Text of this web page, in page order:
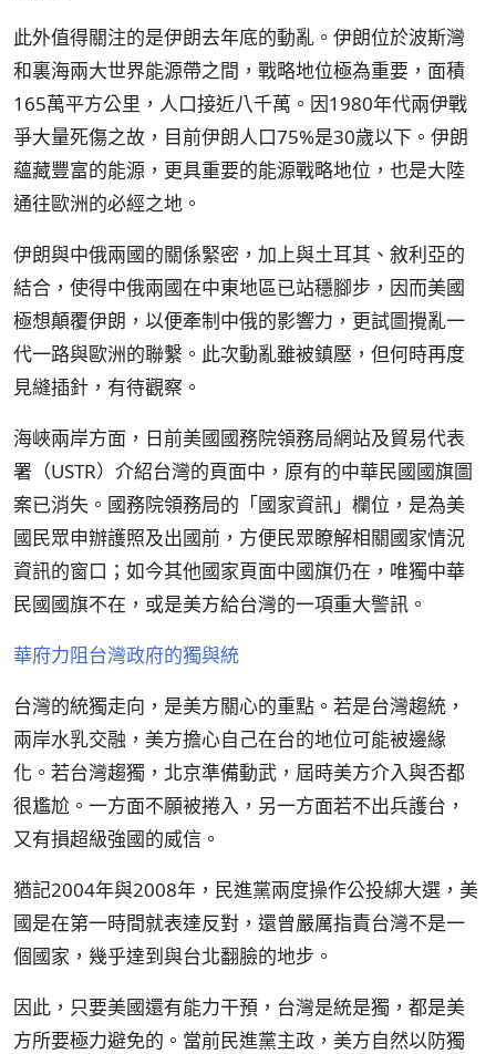
此外值得關注的是伊朗去年底的動亂。伊朗位於波斯灣
和裏海兩大世界能源帶之間，戰略地位極為重要，面積
165萬平方公里，人口接近八千萬。因1980年代兩伊戰
爭大量死傷之故，目前伊朗人口75%是30歲以下。伊朗
蘊藏豐富的能源，更具重要的能源戰略地位，也是大陸
通往歐洲的必經之地。
伊朗與中俄兩國的關係緊密，加上與土耳其、敘利亞的
結合，使得中俄兩國在中東地區已站穩腳步，因而美國
極想顛覆伊朗，以便牽制中俄的影響力，更試圖攪亂一
代一路與歐洲的聯繫。此次動亂雖被鎮壓，但何時再度
見縫插針，有待觀察。
海峽兩岸方面，日前美國國務院領務局網站及貿易代表
署（USTR）介紹台灣的頁面中，原有的中華民國國旗圖
案已消失。國務院領務局的「國家資訊」欄位，是為美
國民眾申辦護照及出國前，方便民眾瞭解相關國家情況
資訊的窗口；如今其他國家頁面中國旗仍在，唯獨中華
民國國旗不在，或是美方給台灣的一項重大警訊。
華府力阻台灣政府的獨與統
台灣的統獨走向，是美方關心的重點。若是台灣趨統，
兩岸水乳交融，美方擔心自己在台的地位可能被邊緣
化。若台灣趨獨，北京準備動武，屆時美方介入與否都
很尷尬。一方面不願被捲入，另一方面若不出兵護台，
又有損超級強國的威信。
猶記2004年與2008年，民進黨兩度操作公投綁大選，美
國是在第一時間就表達反對，還曾嚴厲指責台灣不是一
個國家，幾乎達到與台北翻臉的地步。
因此，只要美國還有能力干預，台灣是統是獨，都是美
方所要極力避免的。當前民進黨主政，美方自然以防獨